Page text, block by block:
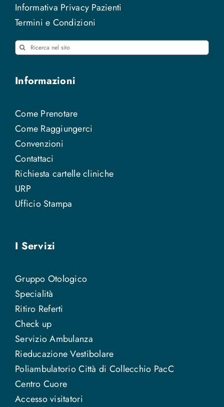
Informativa Privacy Pazienti
Termini e Condizioni
Cerca
Informazioni
Come Prenotare
Come Raggiungerci
Convenzioni
Contattaci
Richiesta cartelle cliniche
URP
Ufficio Stampa
I Servizi
Gruppo Otologico
Specialità
Ritiro Referti
Check up
Servizio Ambulanza
Rieducazione Vestibolare
Poliambulatorio Città di Collecchio PacC
Centro Cuore
Accesso visitatori